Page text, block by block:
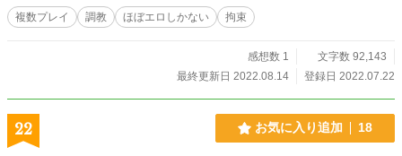
6、0時より番外編公開します♫ 6話完結です
複数プレイ 調教 ほぼエロしかない 拘束
感想数 1
文字数 92,143
最終更新日 2022.08.14
登録日 2022.07.22
22 お気に入り追加 18